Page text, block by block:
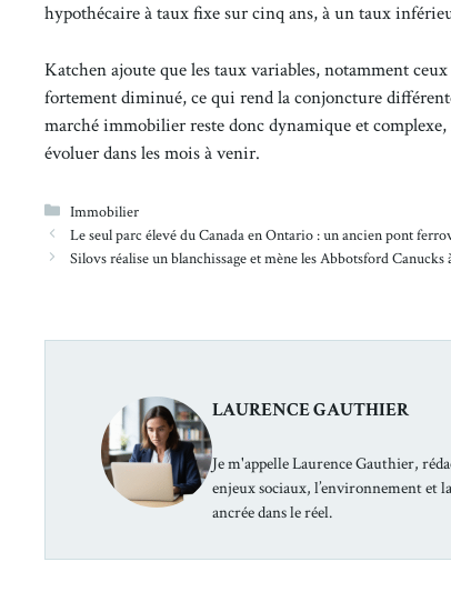
hypothécaire à taux fixe sur cinq ans, à un taux
Katchen ajoute que les taux variables, notamment
fortement diminué, ce qui rend la conjoncture
marché immobilier reste donc dynamique et
évoluer dans les mois à venir.
Catégories
Immobilier
Le seul parc élevé du Canada en Ontario : un ancien pont
Silovs réalise un blanchissage et mène les Abbotsford
LAURENCE GAUTHIER
Je m'appelle Laurence Gauthier,
enjeux sociaux, l’environnement et
ancrée dans le réel.